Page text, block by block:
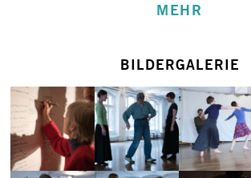
MEHR
BILDERGALERIE